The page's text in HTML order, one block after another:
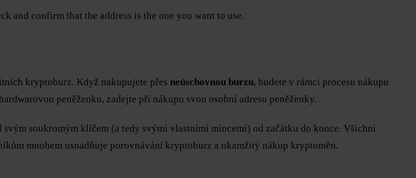
and confirm that the address is the one you want to use.
kryptoburz. Když nakupujete přes neúschovnou burzu, budete v rámci procesu nákupu
peněženku, zadejte při nákupu svou osobní adresu peněženky.
soukromým klíčem (a tedy svými vlastními mincemi) od začátku do konce. Všichni
mnohem usnadňuje porovnávání kryptoburz a okamžitý nákup kryptoměn.